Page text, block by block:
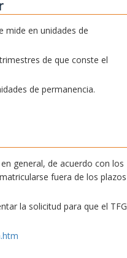
mide en unidades de
de que conste el
de permanencia.
general, de acuerdo con los
fuera de los plazos
la solicitud para que el TFG